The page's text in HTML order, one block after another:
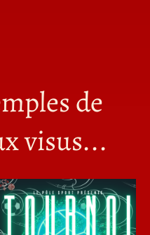
de
visus...